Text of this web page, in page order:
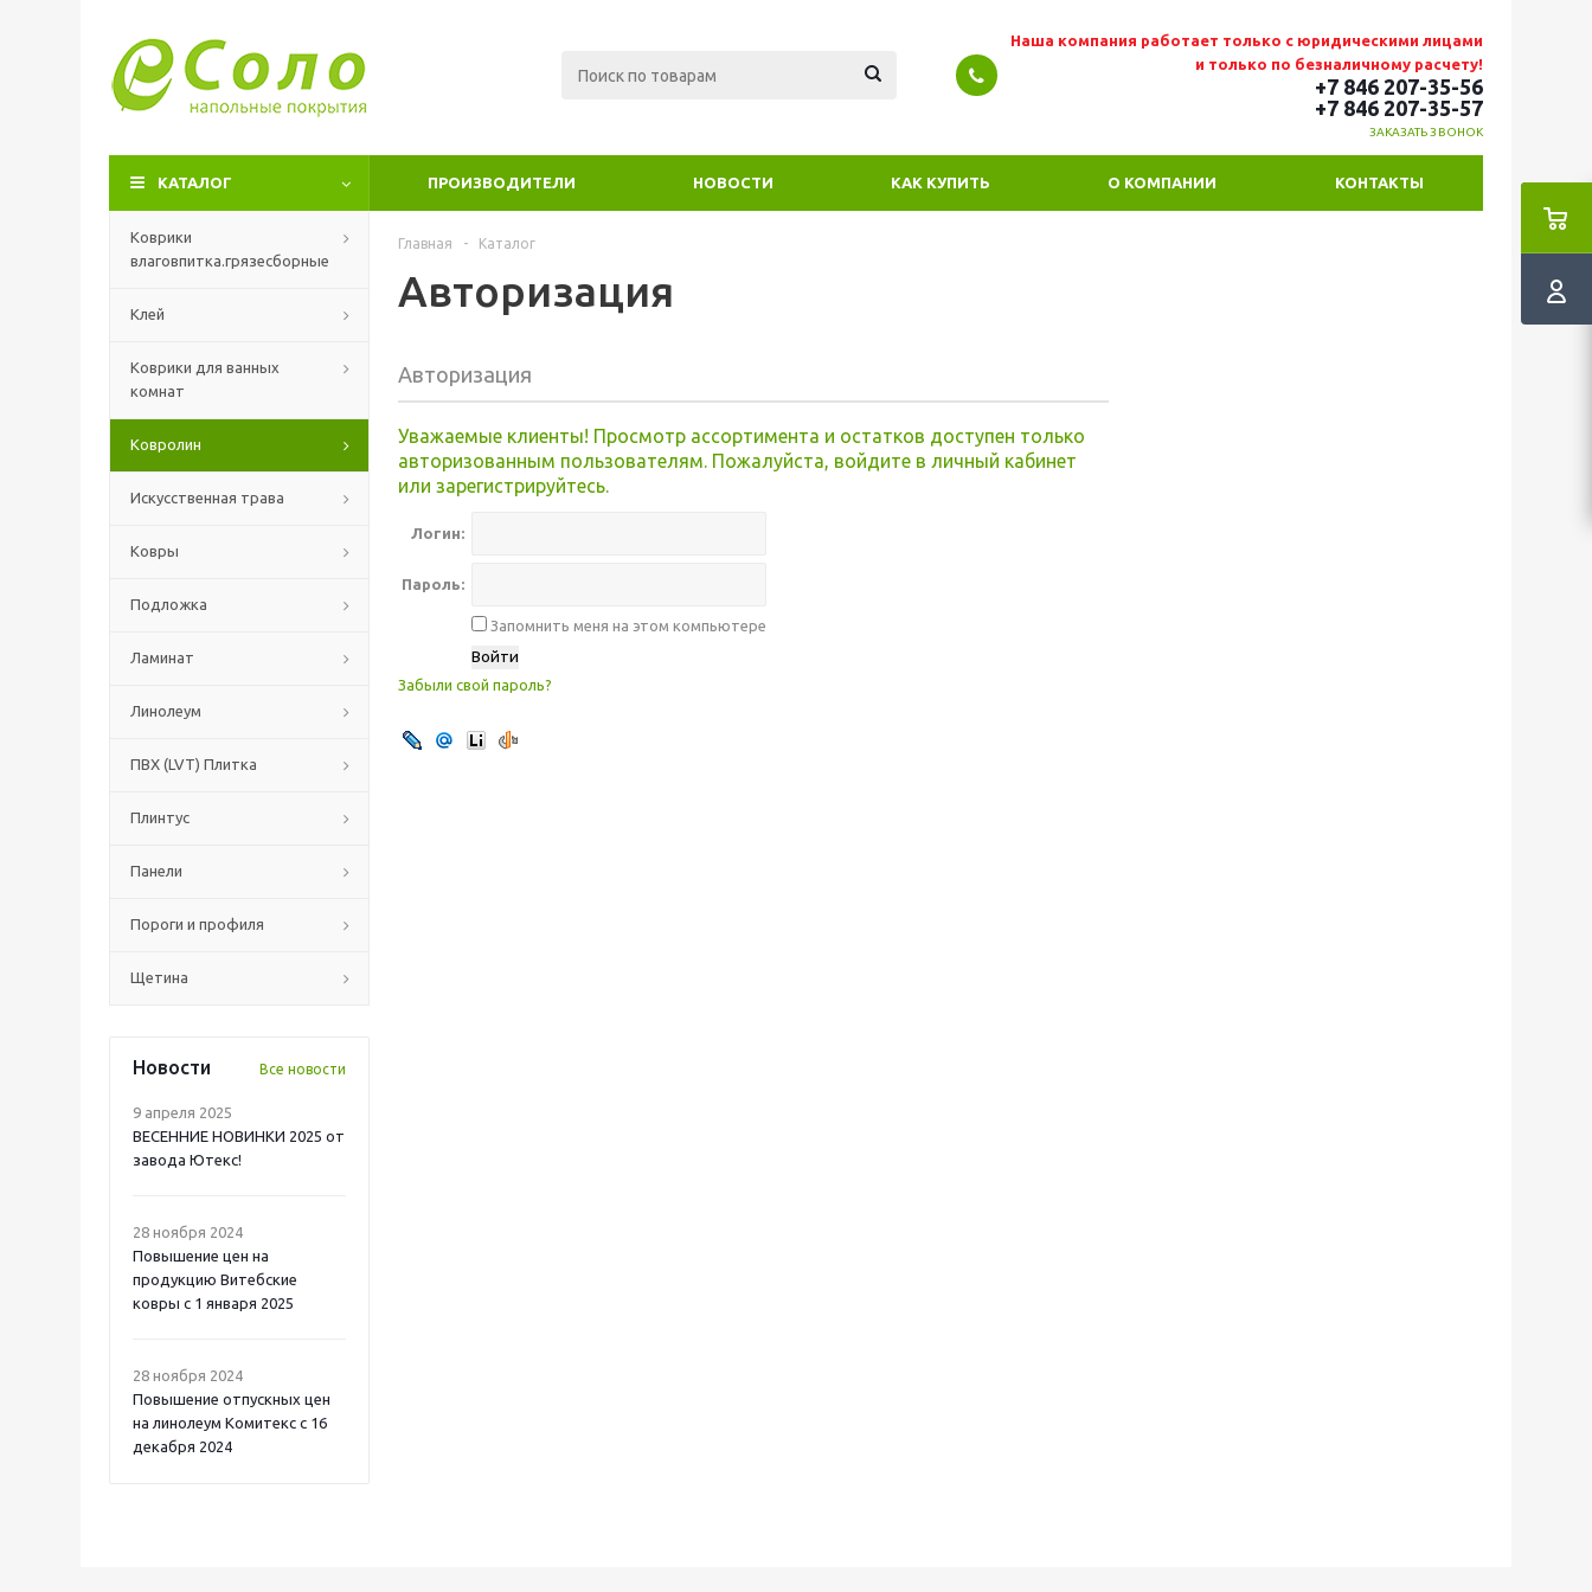
Наша компания работает только с юридическими лицами
и только по безналичному расчету!
+7 846 207-35-56
+7 846 207-35-57
ЗАКАЗАТЬ ЗВОНОК
КАТАЛОГ ПРОИЗВОДИТЕЛИ НОВОСТИ КАК КУПИТЬ О КОМПАНИИ КОНТАКТЫ
Коврики
влаговпитка.грязесборные
Клей
Коврики для ванных
комнат
Ковролин
Искусственная трава
Ковры
Подложка
Ламинат
Линолеум
ПВХ (LVT) Плитка
Плинтус
Панели
Пороги и профиля
Щетина
Новости Все новости
9 апреля 2025
ВЕСЕННИЕ НОВИНКИ 2025 от
завода Ютекс!
28 ноября 2024
Повышение цен на
продукцию Витебские
ковры с 1 января 2025
28 ноября 2024
Повышение отпускных цен
на линолеум Комитекс с 16
декабря 2024
Главная - Каталог
Авторизация
Авторизация
Уважаемые клиенты! Просмотр ассортимента и остатков доступен только
авторизованным пользователям. Пожалуйста, войдите в личный кабинет
или зарегистрируйтесь.
Логин:
Пароль:
Запомнить меня на этом компьютере
Забыли свой пароль?